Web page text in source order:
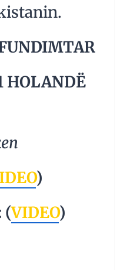
HOLANDË
)
(VIDEO)